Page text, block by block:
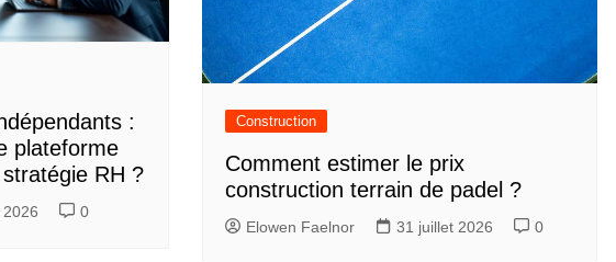
:
plateforme
RH ?
0
Construction
Comment estimer le prix
construction terrain de padel ?
Elowen Faelnor 31 juillet 2026 0